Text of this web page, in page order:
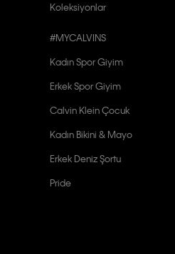
Koleksiyonlar
#MYCALVINS
Kadın Spor Giyim
Erkek Spor Giyim
Calvin Klein Çocuk
Kadın Bikini & Mayo
Erkek Deniz Şortu
Pride